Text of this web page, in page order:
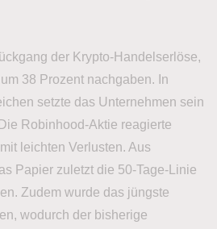
der Krypto-Handelserlöse,
38 Prozent nachgaben. In
setzte das Unternehmen sein
Robinhood-Aktie reagierte
leichten Verlusten. Aus
Papier zuletzt die 50-Tage-Linie
Zudem wurde das jüngste
wodurch der bisherige